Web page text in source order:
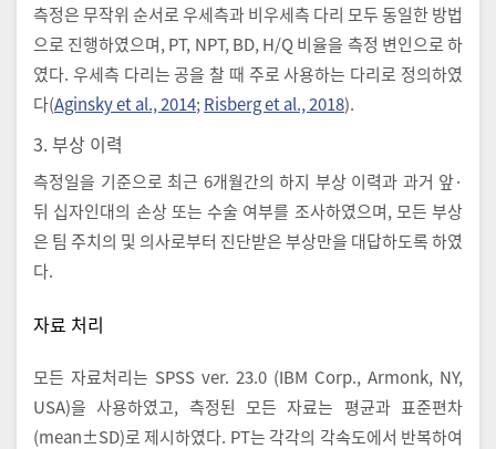
측정은 무작위 순서로 우세측과 비우세측 다리 모두 동일한 방법
으로 진행하였으며, PT, NPT, BD, H/Q 비율을 측정 변인으로 하
였다. 우세측 다리는 공을 찰 때 주로 사용하는 다리로 정의하였
다(Aginsky et al., 2014; Risberg et al., 2018).
3. 부상 이력
측정일을 기준으로 최근 6개월간의 하지 부상 이력과 과거 앞·
뒤 십자인대의 손상 또는 수술 여부를 조사하였으며, 모든 부상
은 팀 주치의 및 의사로부터 진단받은 부상만을 대답하도록 하였
다.
자료 처리
모든 자료처리는 SPSS ver. 23.0 (IBM Corp., Armonk, NY,
USA)을 사용하였고, 측정된 모든 자료는 평균과 표준편차
(mean±SD)로 제시하였다. PT는 각각의 각속도에서 반복하여